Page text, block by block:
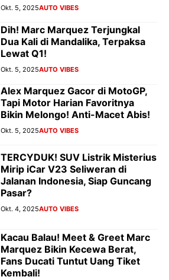
Okt. 5, 2025AUTO VIBES
Dih! Marc Marquez Terjungkal
Dua Kali di Mandalika, Terpaksa
Lewat Q1!
Okt. 5, 2025AUTO VIBES
Alex Marquez Gacor di MotoGP,
Tapi Motor Harian Favoritnya
Bikin Melongo! Anti-Macet Abis!
Okt. 5, 2025AUTO VIBES
TERCYDUK! SUV Listrik Misterius
Mirip iCar V23 Seliweran di
Jalanan Indonesia, Siap Guncang
Pasar?
Okt. 4, 2025AUTO VIBES
Kacau Balau! Meet & Greet Marc
Marquez Bikin Kecewa Berat,
Fans Ducati Tuntut Uang Tiket
Kembali!